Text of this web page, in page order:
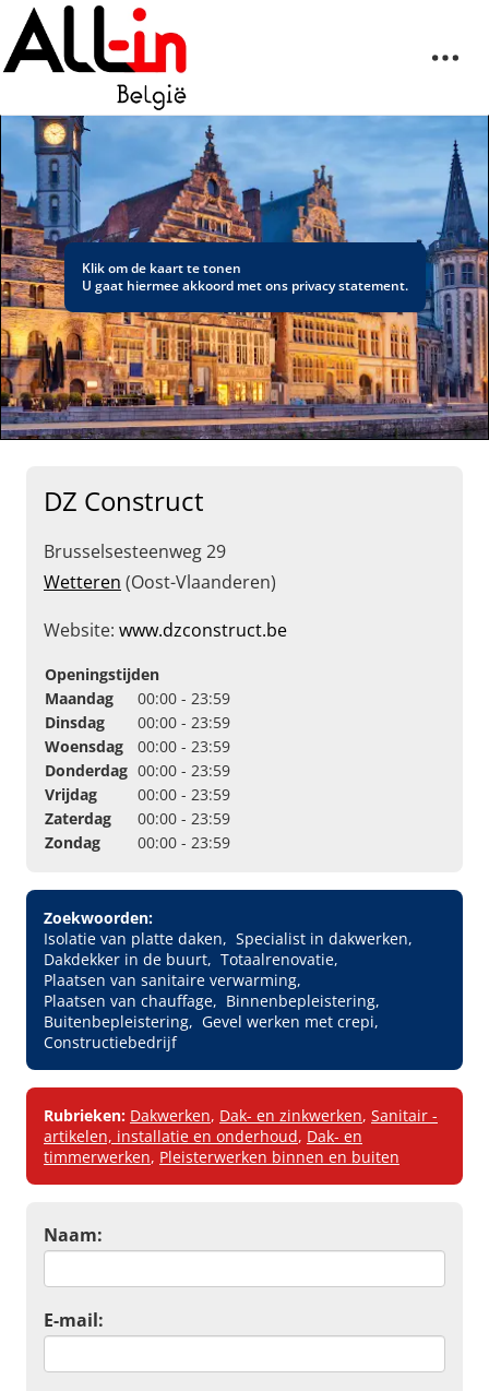
Klik om de kaart te tonen
U gaat hiermee akkoord met ons privacy statement.
DZ Construct
Brusselsesteenweg 29
Wetteren (Oost-Vlaanderen)
Website: www.dzconstruct.be
Openingstijden
Maandag
00:00 - 23:59
Dinsdag
00:00 - 23:59
Woensdag
00:00 - 23:59
Donderdag 00:00 - 23:59
Vrijdag
00:00 - 23:59
Zaterdag
00:00 - 23:59
Zondag
00:00 - 23:59
Zoekwoorden:
Isolatie van platte daken
Specialist in dakwerken
Dakdekker in de buurt
Totaalrenovatie
Plaatsen van sanitaire verwarming
Plaatsen van chauffage
Binnenbepleistering
Buitenbepleistering
Gevel werken met crepi
Constructiebedrijf
Rubrieken: Dakwerken, Dak- en zinkwerken, Sanitair -
artikelen, installatie en onderhoud, Dak- en
timmerwerken, Pleisterwerken binnen en buiten
Naam:
E-mail: